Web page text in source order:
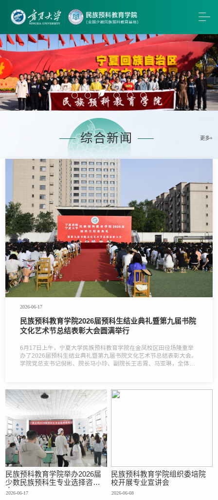
综合新闻 更多+
2026-06-17
民族预科教育学院2026届预科生结业典礼暨第九届书院
文化艺术节总结表彰大会圆满举行
6月17日上午，宁夏大学民族预科教育学院在金凤校区田径场隆重举
办了2026届预科生结业典礼暨第九届书院文化艺术节总结表彰大会。
学院党总支书记倪彬、院长马小玲、副院长王志霄、马亚琳，全体教
杨澜上台发言。她回顾了一年预科时光里的成长蜕变，感念学院悉心
培育、老师们谆谆教诲，诉说各民族同窗朝夕相伴、互助共进的温暖
情谊，同时表达了奔赴本科新阶段、勤学奋进的坚定决心。教师代表
赵谨登台寄语全体结业学子。她结合日常教学与陪伴学生的点滴经
历，叮嘱同学们永葆求知热忱，学会独立思考、心怀善意包容，将个
人理想融入时代发展大局，以踏实努力奔赴人生前路，用奋斗书写青
春答卷。学院党总支副书记、院长马小玲发表讲话。她向顺利结业的
2026届全体预科学子送上诚挚祝贺，同时向全体结业学子提出三点殷
切期许：一是志存高远、厚植家国情怀，争做心怀家国的新时代青
年；二是笃行实干、主动担当作为，脚踏实地走好求学之路；三是坚
持勤学善思、持之以恒精进学识，在持续学习中不断成长成才。在大
会表彰环节，学院党总支副书记毕远依次宣读三份表彰文件，分别对
第九届书院文化艺术节各类赛事获奖学生、2025—2026学年“三好学
生”“优秀学生干部”“民族团结之星”、学院2025年度优秀共产党员...
民族预科教育学院举办2026届
少数民族预科生专业选择咨询
会
2026-06-17
民族预科教育学院组织委培院
校开展专业宣讲会
2026-06-08